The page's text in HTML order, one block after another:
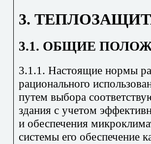
3.
3.1. ОБЩИЕ
3.1.1. Настоящие нормы
рационального
путем выбора
здания с учетом
и обеспечения
системы его обеспечение